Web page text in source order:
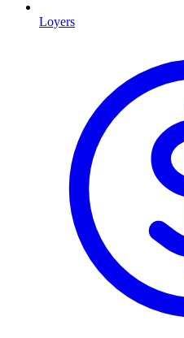
Loyers